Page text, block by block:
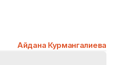
Айдана Курмангалиева